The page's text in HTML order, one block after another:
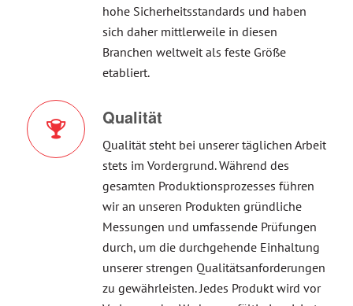
hohe Sicherheitsstandards und haben
sich daher mittlerweile in diesen
Branchen weltweit als feste Größe
etabliert.
Qualität
Qualität steht bei unserer täglichen Arbeit
stets im Vordergrund. Während des
gesamten Produktionsprozesses führen
wir an unseren Produkten gründliche
Messungen und umfassende Prüfungen
durch, um die durchgehende Einhaltung
unserer strengen Qualitätsanforderungen
zu gewährleisten. Jedes Produkt wird vor